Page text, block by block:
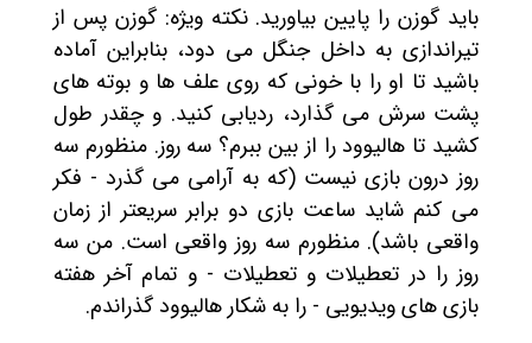
باید گوزن را پایین بیاورید. نکته ویژه: گوزن پس از
تیراندازی به داخل جنگل می دود، بنابراین آماده
باشید تا او را با خونی که روی علف ها و بوته های
پشت سرش می گذارد، ردیابی کنید. و چقدر طول
کشید تا هالیوود را از بین ببرم؟ سه روز. منظورم سه
روز درون بازی نیست (که به آرامی می گذرد - فکر
می کنم شاید ساعت بازی دو برابر سریعتر از زمان
واقعی باشد). منظورم سه روز واقعی است. من سه
روز را در تعطیلات و تعطیلات - و تمام آخر هفته
بازی های ویدیویی - را به شکار هالیوود گذراندم.